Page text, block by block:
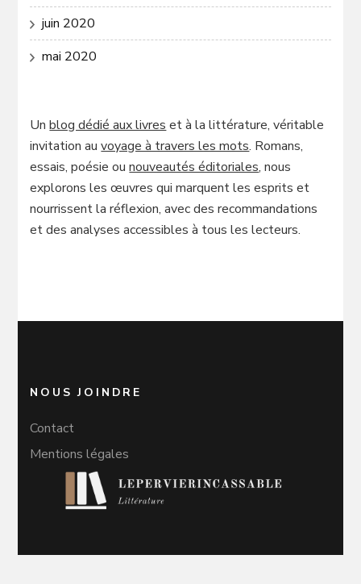
juin 2020
mai 2020
Unblog dédié aux livres et à la littérature, véritable
invitation auvoyage à travers les mots. Romans,
essais, poésie ounouveautés éditoriales, nous
explorons les œuvres qui marquent les esprits et
nourrissent la réflexion, avec des recommandations
et des analyses accessibles à tous les lecteurs.
NOUS JOINDRE
Contact
Mentions légales